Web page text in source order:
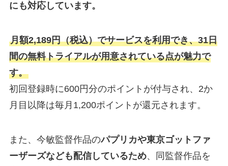
にも対応しています。
月額2,189円（税込）でサービスを利用でき、31日
間の無料トライアルが用意されている点が魅力で
す。
初回登録時に600円分のポイントが付与され、2か
月目以降は毎月1,200ポイントが還元されます。
また、今敏監督作品のパプリカや東京ゴットファ
ーザーズなども配信しているため、同監督作品を